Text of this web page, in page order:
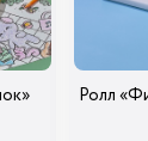
i
Ролл